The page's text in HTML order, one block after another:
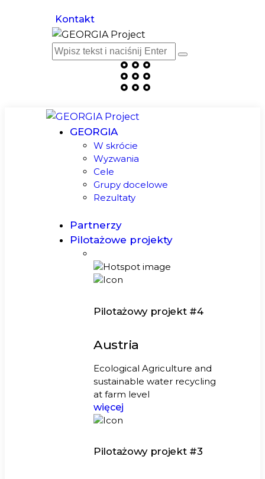
Kontakt
GEORGIA
W skrócie
Wyzwania
Cele
Grupy docelowe
Rezultaty
Partnerzy
Pilotażowe projekty
Pilotażowy projekt #4
Austria
Ecological Agriculture and
sustainable water recycling
at farm level
więcej
Pilotażowy projekt #3